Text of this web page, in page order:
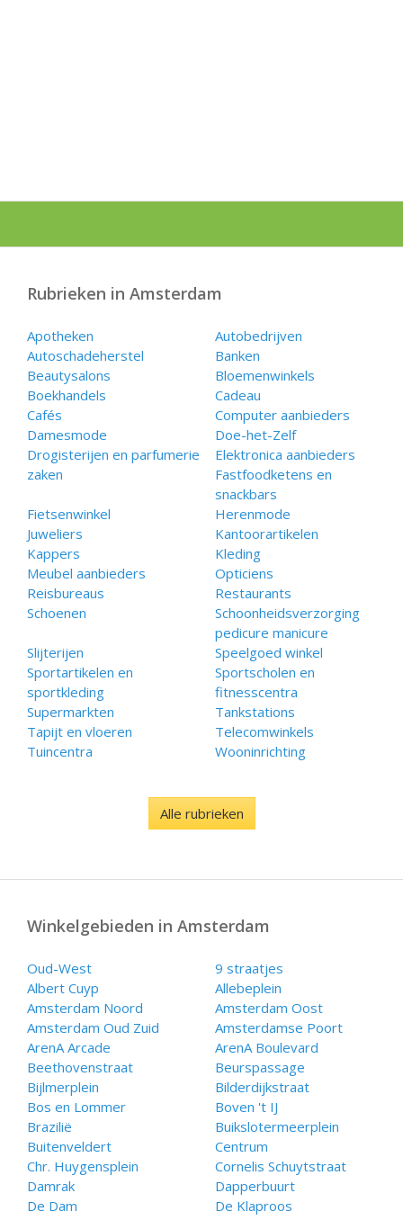
Rubrieken in Amsterdam
Apotheken
Autobedrijven
Autoschadeherstel
Banken
Beautysalons
Bloemenwinkels
Boekhandels
Cadeau
Cafés
Computer aanbieders
Damesmode
Doe-het-Zelf
Drogisterijen en parfumerie
zaken
Elektronica aanbieders
Fastfoodketens en
snackbars
Fietsenwinkel
Herenmode
Juweliers
Kantoorartikelen
Kappers
Kleding
Meubel aanbieders
Opticiens
Reisbureaus
Restaurants
Schoenen
Schoonheidsverzorging
pedicure manicure
Slijterijen
Speelgoed winkel
Sportartikelen en
sportkleding
Sportscholen en
fitnesscentra
Supermarkten
Tankstations
Tapijt en vloeren
Telecomwinkels
Tuincentra
Wooninrichting
Alle rubrieken
Winkelgebieden in Amsterdam
Oud-West
9 straatjes
Albert Cuyp
Allebeplein
Amsterdam Noord
Amsterdam Oost
Amsterdam Oud Zuid
Amsterdamse Poort
ArenA Arcade
ArenA Boulevard
Beethovenstraat
Beurspassage
Bijlmerplein
Bilderdijkstraat
Bos en Lommer
Boven 't IJ
Brazilië
Buikslotermeerplein
Buitenveldert
Centrum
Chr. Huygensplein
Cornelis Schuytstraat
Damrak
Dapperbuurt
De Dam
De Klaproos